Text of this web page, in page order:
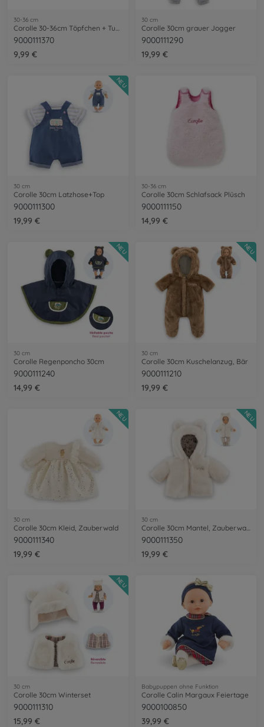
30-36 cm
9000111370
9,99 €
30 cm
Corolle 30cm grauer Jogger
9000111290
19,99 €
30 cm
Corolle 30cm Latzhose+Top
9000111300
19,99 €
NEU
30-36 cm
Corolle 30cm Schlafsack Plüsch
9000111150
14,99 €
30 cm
Corolle Regenponcho 30cm
9000111240
14,99 €
NEU
30 cm
Corolle 30cm Kuschelanzug, Bär
9000111210
19,99 €
NEU
30 cm
Corolle 30cm Kleid, Zauberwald
9000111340
19,99 €
NEU
30 cm
Corolle 30cm Mantel, Zauberwald
9000111350
19,99 €
NEU
30 cm
Corolle 30cm Winterset
9000111310
15,99 €
NEU
Babypuppen ohne Funktion
Corolle Calin Margaux Feiertage
9000100850
39,99 €